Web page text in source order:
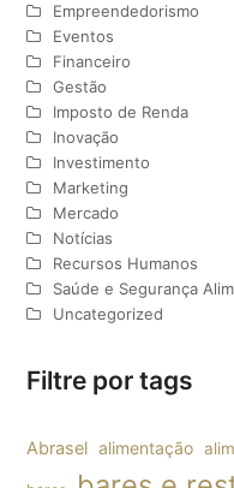
Empreendedorismo
Eventos
Financeiro
Gestão
Imposto de Renda
Inovação
Investimento
Marketing
Mercado
Notícias
Recursos Humanos
Saúde e Segurança
Uncategorized
Filtre por tags
Abrasel alimentação